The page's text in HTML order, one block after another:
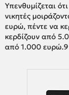
Υπενθυμίζεται
νικητές
ευρώ, πέντε να
κερδίζουν από
από 1.000 ευρώ.9